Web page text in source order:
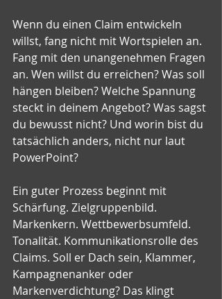
Wenn du einen Claim entwickeln
willst, fang nicht mit Wortspielen an.
Fang mit den unangenehmen Fragen
an. Wen willst du erreichen? Was soll
hängen bleiben? Welche Spannung
steckt in deinem Angebot? Was sagst
du bewusst nicht? Und worin bist du
tatsächlich anders, nicht nur laut
PowerPoint?
Ein guter Prozess beginnt mit
Schärfung. Zielgruppenbild.
Markenkern. Wettbewerbsumfeld.
Tonalität. Kommunikationsrolle des
Claims. Soll er Dach sein, Klammer,
Kampagnenanker oder
Markenverdichtung? Das klingt